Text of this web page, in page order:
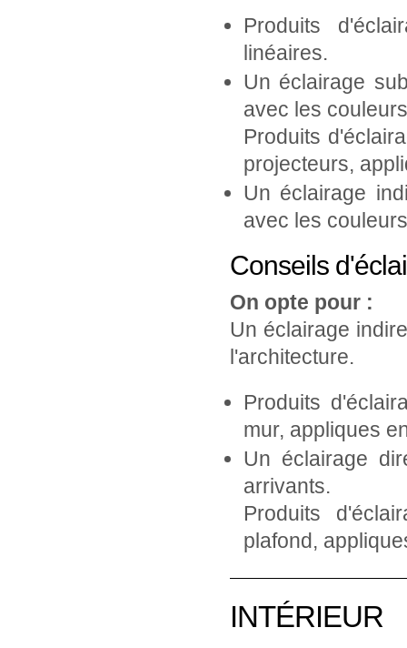
Produits
linéaires.
Un éclairage
avec les
Produits
projecteurs,
Un éclairage
avec les
Conseils
On opte pour :
Un éclairage
l'architecture.
Produits
mur, appliques
Un éclairage
arrivants.
Produits
plafond,
INTÉRIEUR